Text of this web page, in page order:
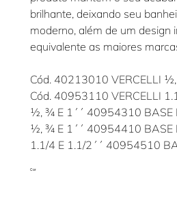
brilhante, deixando seu
moderno, além de um design
equivalente as maiores
Cód. 40213010 VERCELLI ½,
Cód. 40953110 VERCELLI
½, ¾ E 1´´ 40954310 BASE
½, ¾ E 1´´ 40954410 BASE
1.1/4 E 1.1/2´´ 40954510
Cor